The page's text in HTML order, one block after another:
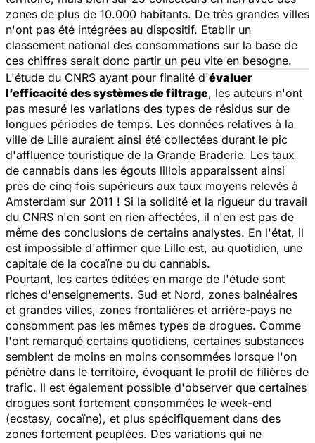
zones de plus de 10.000 habitants. De très grandes villes
n'ont pas été intégrées au dispositif. Etablir un
classement national des consommations sur la base de
ces chiffres serait donc partir un peu vite en besogne.
L'étude du CNRS ayant pour finalité d'évaluer
l’efficacité des systèmes de filtrage, les auteurs n'ont
pas mesuré les variations des types de résidus sur de
longues périodes de temps. Les données relatives à la
ville de Lille auraient ainsi été collectées durant le pic
d'affluence touristique de la Grande Braderie. Les taux
de cannabis dans les égouts lillois apparaissent ainsi
près de cinq fois supérieurs aux taux moyens relevés à
Amsterdam sur 2011 ! Si la solidité et la rigueur du travail
du CNRS n'en sont en rien affectées, il n'en est pas de
même des conclusions de certains analystes. En l'état, il
est impossible d'affirmer que Lille est, au quotidien, une
capitale de la cocaïne ou du cannabis.
Pourtant, les cartes éditées en marge de l'étude sont
riches d'enseignements. Sud et Nord, zones balnéaires
et grandes villes, zones frontalières et arrière-pays ne
consomment pas les mêmes types de drogues. Comme
l'ont remarqué certains quotidiens, certaines substances
semblent de moins en moins consommées lorsque l'on
pénètre dans le territoire, évoquant le profil de filières de
trafic. Il est également possible d'observer que certaines
drogues sont fortement consommées le week-end
(ecstasy, cocaïne), et plus spécifiquement dans des
zones fortement peuplées. Des variations qui ne